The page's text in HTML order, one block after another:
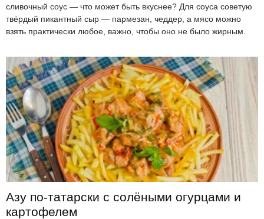
сливочный соус — что может быть вкуснее? Для соуса советую
твёрдый пикантный сыр — пармезан, чеддер, а мясо можно
взять практически любое, важно, чтобы оно не было жирным.
Азу по-татарски с солёными огурцами и
картофелем